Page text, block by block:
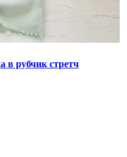
в рубчик стретч